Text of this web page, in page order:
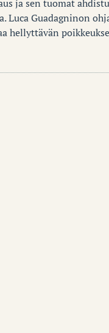
ja sen tuomat
Luca Guadagninon
hellyttävän